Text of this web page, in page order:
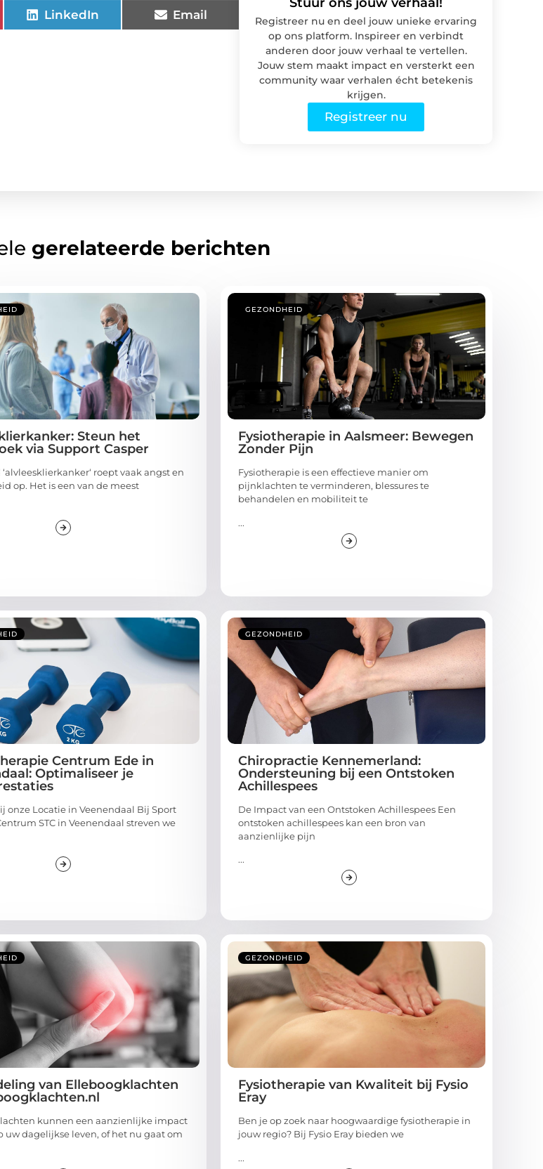
LinkedIn Email
Registreer nu en deel jouw unieke ervaring
op ons platform. Inspireer en verbindt
anderen door jouw verhaal te vertellen.
Jouw stem maakt impact en versterkt een
community waar verhalen écht betekenis
krijgen.
Registreer nu
gerelateerde berichten
Steun het
via Support Casper
roept vaak angst en
op. Het is een van de meest
GEZONDHEID
Fysiotherapie in Aalsmeer: Bewegen
Zonder Pijn
Fysiotherapie is een effectieve manier om
pijnklachten te verminderen, blessures te
behandelen en mobiliteit te
...
Centrum Ede in
Optimaliseer je
onze Locatie in Veenendaal Bij Sport
STC in Veenendaal streven we
GEZONDHEID
Chiropractie Kennemerland:
Ondersteuning bij een Ontstoken
Achillespees
De Impact van een Ontstoken Achillespees Een
ontstoken achillespees kan een bron van
aanzienlijke pijn
...
van Elleboogklachten
kunnen een aanzienlijke impact
uw dagelijkse leven, of het nu gaat om
GEZONDHEID
Fysiotherapie van Kwaliteit bij Fysio
Eray
Ben je op zoek naar hoogwaardige fysiotherapie in
jouw regio? Bij Fysio Eray bieden we
...